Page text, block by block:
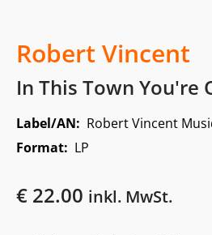
Robert Vincent
In This Town You're
Label/AN: Robert Vincent
Format: LP
€ 22.00 inkl. MwSt.